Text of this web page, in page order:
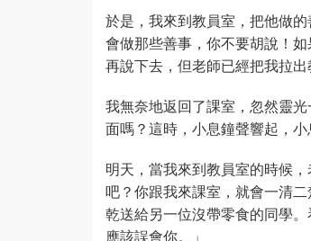
於是，我來到教員室，把他做
會做那些善事，你不要胡說！
再說下去，但老師已經把我拉出
我無奈地返回了課室，忽然靈
面嗎？這時，小息鐘聲響起，
明天，當我來到教員室的時候
吧？你跟我來課室，就會一清
乾送給另一位沒帶零食的同學
應該誤會你。」